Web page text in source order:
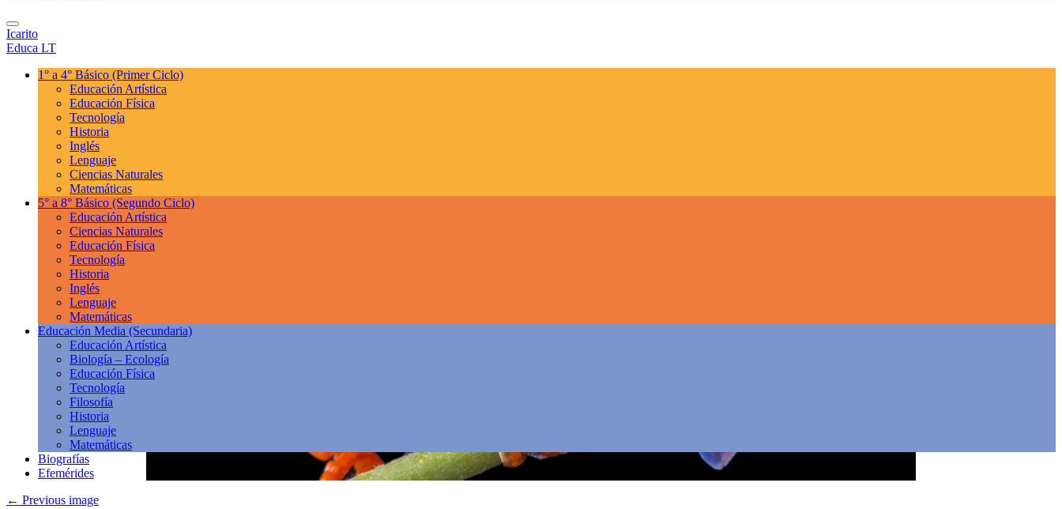
Icarito
Educa LT
1° a 4° Básico (Primer Ciclo)
Educación Artística
Educación Física
Tecnología
Historia
Inglés
Lenguaje
Ciencias Naturales
Matemáticas
5° a 8° Básico (Segundo Ciclo)
Educación Artística
Ciencias Naturales
Educación Física
Tecnología
Historia
Inglés
Lenguaje
Matemáticas
Educación Media (Secundaria)
Educación Artística
Biología – Ecología
Educación Física
Tecnología
Filosofía
Historia
Lenguaje
Matemáticas
Biografías
Efemérides
← Previous image